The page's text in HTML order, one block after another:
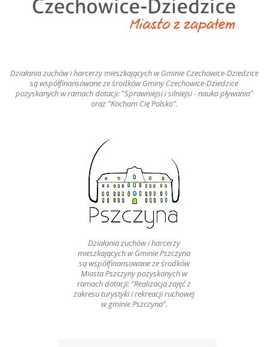
Działania zuchów i harcerzy mieszkających w Gminie Czechowice-Dziedzice
są współfinansowane ze środków Gminy Czechowice-Dziedzice
pozyskanych w ramach dotacji: "Sprawniejsi i silniejsi - nauka pływania"
oraz "Kocham Cię Polsko".
Działania zuchów i harcerzy
mieszkających w Gminie Pszczyna
są współfinansowane ze środków
Miasta Pszczyny pozyskanych w
ramach dotacji: "Realizacja zajęć z
zakresu turystyki i rekreacji ruchowej
w gminie Pszczyna".